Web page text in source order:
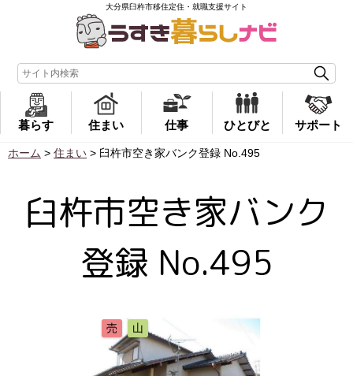
大分県臼杵市移住定住・就職支援サイト
暮らす 住まい 仕事 ひとびと サポート
ホーム > 住まい > 臼杵市空き家バンク登録 No.495
臼杵市空き家バンク
登録 No.495
売 山